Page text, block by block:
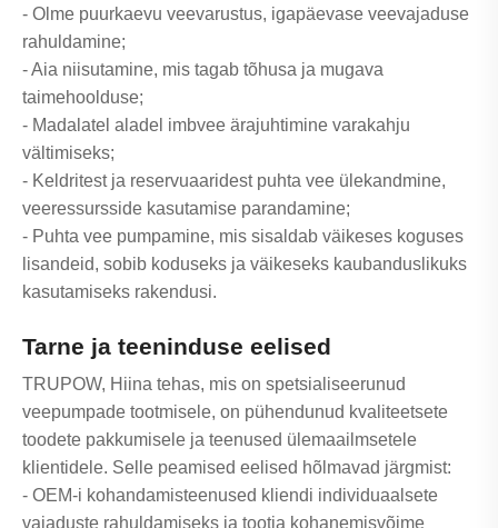
- Olme puurkaevu veevarustus, igapäevase veevajaduse
rahuldamine;
- Aia niisutamine, mis tagab tõhusa ja mugava
taimehoolduse;
- Madalatel aladel imbvee ärajuhtimine varakahju
vältimiseks;
- Keldritest ja reservuaaridest puhta vee ülekandmine,
veeressursside kasutamise parandamine;
- Puhta vee pumpamine, mis sisaldab väikeses koguses
lisandeid, sobib koduseks ja väikeseks kaubanduslikuks
kasutamiseks rakendusi.
Tarne ja teeninduse eelised
TRUPOW, Hiina tehas, mis on spetsialiseerunud
veepumpade tootmisele, on pühendunud kvaliteetsete
toodete pakkumisele ja teenused ülemaailmsetele
klientidele. Selle peamised eelised hõlmavad järgmist:
- OEM-i kohandamisteenused kliendi individuaalsete
vajaduste rahuldamiseks ja tootja kohanemisvõime